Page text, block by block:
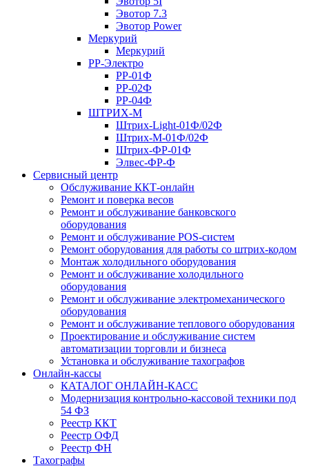
Эвотор 7.3
Эвотор Power
Меркурий
Меркурий
РР-Электро
РР-01Ф
РР-02Ф
РР-04Ф
ШТРИХ-М
Штрих-Light-01Ф/02Ф
Штрих-М-01Ф/02Ф
Штрих-ФР-01Ф
Элвес-ФР-Ф
Сервисный центр
Обслуживание ККТ-онлайн
Ремонт и поверка весов
Ремонт и обслуживание банковского
оборудования
Ремонт и обслуживание POS-систем
Ремонт оборудования для работы со штрих-кодом
Монтаж холодильного оборудования
Ремонт и обслуживание холодильного
оборудования
Ремонт и обслуживание электромеханического
оборудования
Ремонт и обслуживание теплового оборудования
Проектирование и обслуживание систем
автоматизации торговли и бизнеса
Установка и обслуживание тахографов
Онлайн-кассы
КАТАЛОГ ОНЛАЙН-КАСС
Модернизация контрольно-кассовой техники под
54 ФЗ
Реестр ККТ
Реестр ОФД
Реестр ФН
Тахографы